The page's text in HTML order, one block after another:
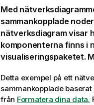
Med
sammankopplade
nätverksdiagram visar
komponenterna finns i
visualiseringspaketet.
Detta exempel på ett
sammankopplade
från Formatera dina data.